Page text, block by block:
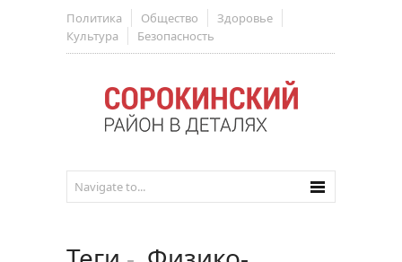
Политика Общество
Здоровье
Культура
Безопасность